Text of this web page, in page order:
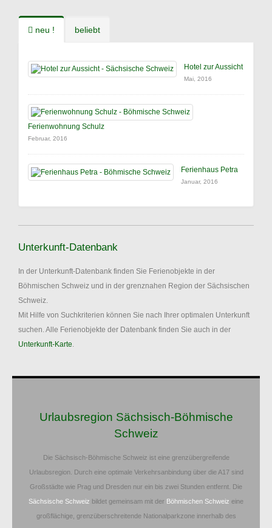
neu ! beliebt
Hotel zur Aussicht
Mai, 2016
Ferienwohnung Schulz
Februar, 2016
Ferienhaus Petra
Januar, 2016
Unterkunft-Datenbank
In der Unterkunft-Datenbank finden Sie Ferienobjekte in der
Böhmischen Schweiz und in der grenznahen Region der Sächsischen
Schweiz.
Mit Hilfe von Suchkriterien können Sie nach Ihrer optimalen Unterkunft
suchen. Alle Ferienobjekte der Datenbank finden Sie auch in der
Unterkunft-Karte.
Urlaubsregion Sächsisch-Böhmische
Schweiz
Die Sächsisch-Böhmische Schweiz ist eine grenzübergreifende
Urlaubsregion. Durch eine optimale Verkehrsanbindung über die A17 sind
Großstädte wie Prag und Dresden nur ein bis zwei Stunden entfernt. Die
Sächsische Schweiz bildet gemeinsam mit der Böhmischen Schweiz eine
großflächige, grenzüberschreitende Nationalparkzone innerhalb des